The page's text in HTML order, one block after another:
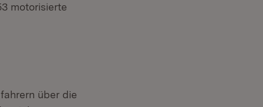
motorisierte
über die